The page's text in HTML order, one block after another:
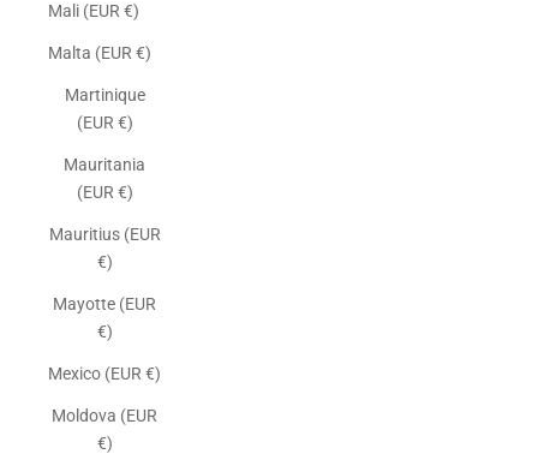
Mali (EUR €)
Malta (EUR €)
Martinique
(EUR €)
Mauritania
(EUR €)
Mauritius (EUR
€)
Mayotte (EUR
€)
Mexico (EUR €)
Moldova (EUR
€)